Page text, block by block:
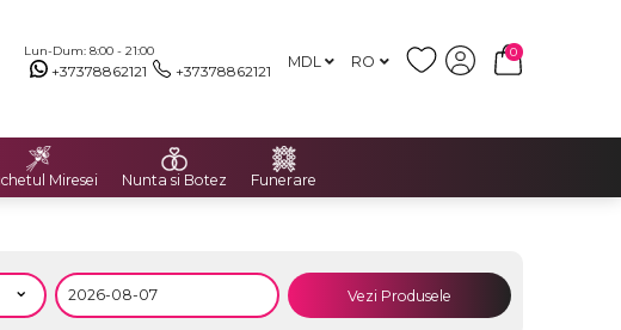
Lun-Dum: 8:00 - 21:00
+37378862121 +37378862121 MDL RO
0
Miresei Nunta si Botez Funerare
Vezi Produsele